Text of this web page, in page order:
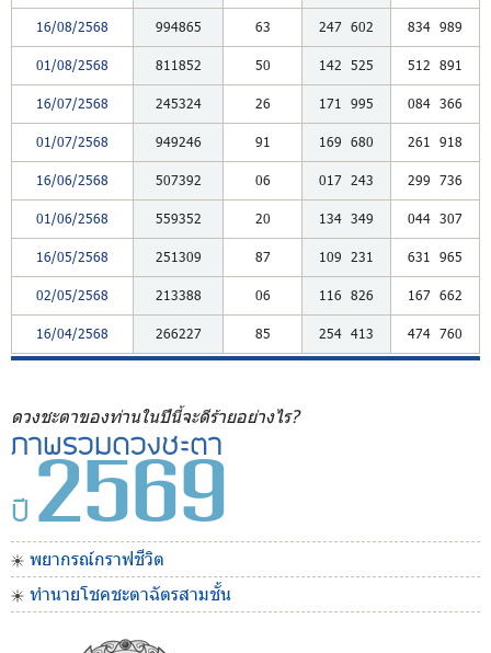
16/08/2568 994865 63 247 602 834 989
01/08/2568 811852 50 142 525 512 891
16/07/2568 245324 26 171 995 084 366
01/07/2568 949246 91 169 680 261 918
16/06/2568 507392 06 017 243 299 736
01/06/2568 559352 20 134 349 044 307
16/05/2568 251309 87 109 231 631 965
02/05/2568 213388 06 116 826 167 662
16/04/2568 266227 85 254 413 474 760
ดวงชะตาของท่านในปีนี้จะดีร้ายอย่างไร?
ภาพรวมดวงชะตา
ปี 2569
พยากรณ์กราฟชีวิต
ทำนายโชคชะตาฉัตรสามชั้น